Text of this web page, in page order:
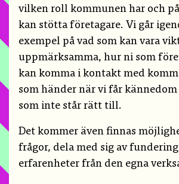
vilken roll kommunen har och
kan stötta företagare. Vi går
exempel på vad som kan vara
uppmärksamma, hur ni som
kan komma i kontakt med
som händer när vi får
som inte står rätt till.
Det kommer även finnas
frågor, dela med sig av
erfarenheter från den egna